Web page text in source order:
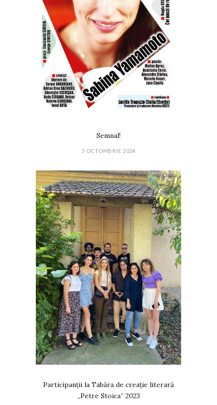
Semnal!
5 OCTOMBRIE 2024
Participanții la Tabăra de creație literară
„Petre Stoica” 2023